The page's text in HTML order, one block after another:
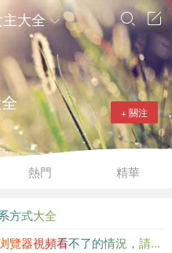
大全  

+ 關注
熱門 精華
方式大全
覽器視頻看不了的情況，請...